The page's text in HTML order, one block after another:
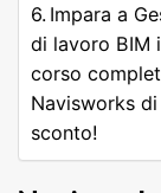
Impara a
di lavoro BIM
corso
Navisworks
sconto!